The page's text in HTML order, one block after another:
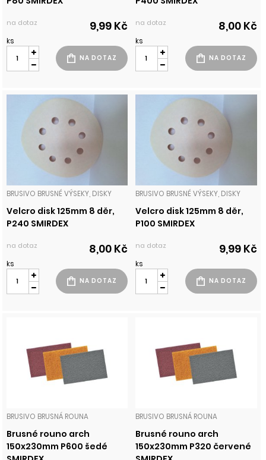
na dotaz 9,99 Kč
ks
na dotaz 8,00 Kč
ks
BRUSIVO BRUSNÉ VÝSEKY, DISKY
Velcro disk 125mm 8 děr,
P240 SMIRDEX
na dotaz 8,00 Kč
ks
BRUSIVO BRUSNÉ VÝSEKY, DISKY
Velcro disk 125mm 8 děr,
P100 SMIRDEX
na dotaz 9,99 Kč
ks
BRUSIVO BRUSNÁ ROUNA
Brusné rouno arch
150x230mm P600 šedé
BRUSIVO BRUSNÁ ROUNA
Brusné rouno arch
150x230mm P320 červené